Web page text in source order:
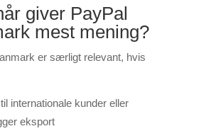
giver PayPal
mest mening?
er særligt relevant, hvis
internationale kunder eller
eksport